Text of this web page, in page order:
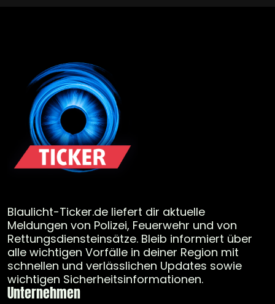
Blaulicht-Ticker.de liefert dir aktuelle
Meldungen von Polizei, Feuerwehr und von
Rettungsdiensteinsätze. Bleib informiert über
alle wichtigen Vorfälle in deiner Region mit
schnellen und verlässlichen Updates sowie
wichtigen Sicherheitsinformationen.
Unternehmen